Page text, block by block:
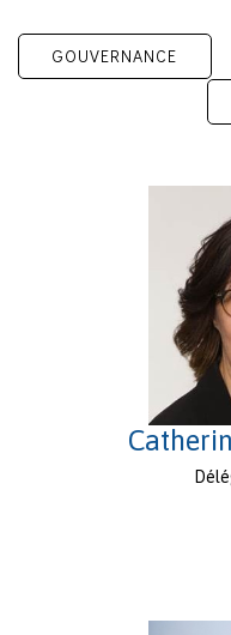
GOUVERNANCE